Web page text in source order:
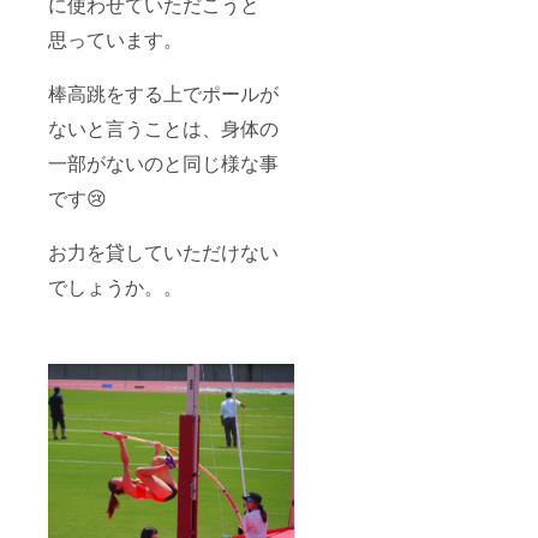
思っています。
棒高跳をする上でポールが
ないと言うことは、身体の
一部がないのと同じ様な事
です😢
お力を貸していただけない
でしょうか。。